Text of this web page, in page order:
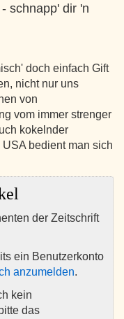
schnapp' dir 'n
doch einfach Gift
nicht nur uns
von
vom immer strenger
kokelnder
bedient man sich
der Zeitschrift
ein Benutzerkonto
anzumelden.
kein
das